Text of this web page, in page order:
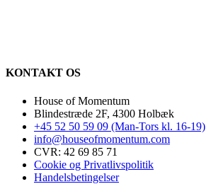
KONTAKT OS
House of Momentum
Blindestræde 2F, 4300 Holbæk
+45 52 50 59 09 (Man-Tors kl. 16-19)
info@houseofmomentum.com
CVR: 42 69 85 71
Cookie og Privatlivspolitik
Handelsbetingelser